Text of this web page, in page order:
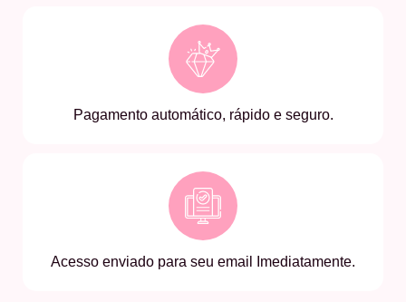
Pagamento automático, rápido e seguro.
Acesso enviado para seu email Imediatamente.